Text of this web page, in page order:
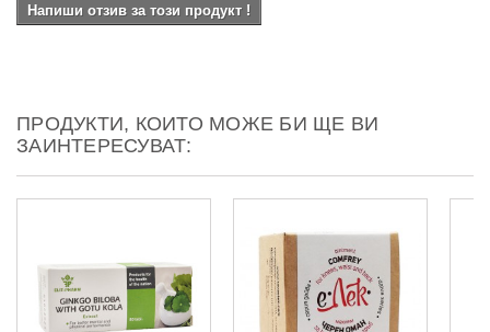
Напиши отзив за този продукт !
ПРОДУКТИ, КОИТО МОЖЕ БИ ЩЕ ВИ
ЗАИНТЕРЕСУВАТ: